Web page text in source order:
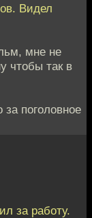
Видел
мне не
чтобы так в
поголовное
за работу.